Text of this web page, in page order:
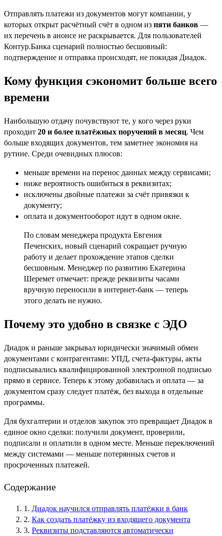
Отправлять платежи из документов могут компании, у
которых открыт расчётный счёт в одном из пяти банков —
их перечень в анонсе не раскрывается. Для пользователей
Контур.Банка сценарий полностью бесшовный:
подтверждение и отправка происходят, не покидая Диадок.
Кому функция сэкономит больше всего
времени
Наибольшую отдачу почувствуют те, у кого через руки
проходит 20 и более платёжных поручений в месяц. Чем
больше входящих документов, тем заметнее экономия на
рутине. Среди очевидных плюсов:
меньше времени на перенос данных между сервисами;
ниже вероятность ошибиться в реквизитах;
исключены двойные платежи за счёт привязки к
документу;
оплата и документооборот идут в одном окне.
По словам менеджера продукта Евгения
Печенских, новый сценарий сокращает ручную
работу и делает прохождение этапов сделки
бесшовным. Менеджер по развитию Екатерина
Шеремет отмечает: прежде реквизиты часами
вручную переносили в интернет-банк — теперь
этого делать не нужно.
Почему это удобно в связке с ЭДО
Диадок и раньше закрывал юридически значимый обмен
документами с контрагентами: УПД, счета-фактуры, акты
подписывались квалифицированной электронной подписью
прямо в сервисе. Теперь к этому добавилась и оплата — за
документом сразу следует платёж, без выхода в отдельные
программы.
Для бухгалтерии и отделов закупок это превращает Диадок в
единое окно сделки: получили документ, проверили,
подписали и оплатили в одном месте. Меньше переключений
между системами — меньше потерянных счетов и
просроченных платежей.
Содержание
1. Диадок научился отправлять платёжки в банк
2. Как создать платёжку из входящего документа
3. Реквизиты подставляются автоматически